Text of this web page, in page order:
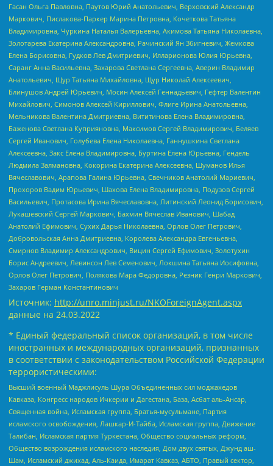
Гасан Ольга Павловна, Паутов Юрий Анатольевич, Верховский Александр
Маркович, Пислакова-Паркер Марина Петровна, Кочеткова Татьяна
Владимировна, Чуркина Наталья Валерьевна, Акимова Татьяна Николаевна,
Золотарева Екатерина Александровна, Рачинский Ян Збигневич, Жемкова
Елена Борисовна, Гудков Лев Дмитриевич, Илларионова Юлия Юрьевна,
Саранг Анна Васильевна, Захарова Светлана Сергеевна, Аверин Владимир
Анатольевич, Щур Татьяна Михайловна, Щур Николай Алексеевич,
Блинушов Андрей Юрьевич, Мосин Алексей Геннадьевич, Гефтер Валентин
Михайлович, Симонов Алексей Кириллович, Флиге Ирина Анатольевна,
Мельникова Валентина Дмитриевна, Вититинова Елена Владимировна,
Баженова Светлана Куприяновна, Максимов Сергей Владимирович, Беляев
Сергей Иванович, Голубева Елена Николаевна, Ганнушкина Светлана
Алексеевна, Закс Елена Владимировна, Буртина Елена Юрьевна, Гендель
Людмила Залмановна, Кокорина Екатерина Алексеевна, Шуманов Илья
Вячеславович, Арапова Галина Юрьевна, Свечников Анатолий Мариевич,
Прохоров Вадим Юрьевич, Шахова Елена Владимировна, Подузов Сергей
Васильевич, Протасова Ирина Вячеславовна, Литинский Леонид Борисович,
Лукашевский Сергей Маркович, Бахмин Вячеслав Иванович, Шабад
Анатолий Ефимович, Сухих Дарья Николаевна, Орлов Олег Петрович,
Добровольская Анна Дмитриевна, Королева Александра Евгеньевна,
Смирнов Владимир Александрович, Вицин Сергей Ефимович, Золотухин
Борис Андреевич, Левинсон Лев Семенович, Локшина Татьяна Иосифовна,
Орлов Олег Петрович, Полякова Мара Федоровна, Резник Генри Маркович,
Захаров Герман Константинович
Источник: http://unro.minjust.ru/NKOForeignAgent.aspx
данные на 24.03.2022
* Единый федеральный список организаций, в том числе
иностранных и международных организаций, признанных
в соответствии с законодательством Российской Федерации
террористическими:
Высший военный Маджлисуль Шура Объединенных сил моджахедов
Кавказа, Конгресс народов Ичкерии и Дагестана, База, Асбат аль-Ансар,
Священная война, Исламская группа, Братья-мусульмане, Партия
исламского освобождения, Лашкар-И-Тайба, Исламская группа, Движение
Талибан, Исламская партия Туркестана, Общество социальных реформ,
Общество возрождения исламского наследия, Дом двух святых, Джунд аш-
Шам, Исламский джихад, Аль-Каида, Имарат Кавказ, АБТО, Правый сектор,